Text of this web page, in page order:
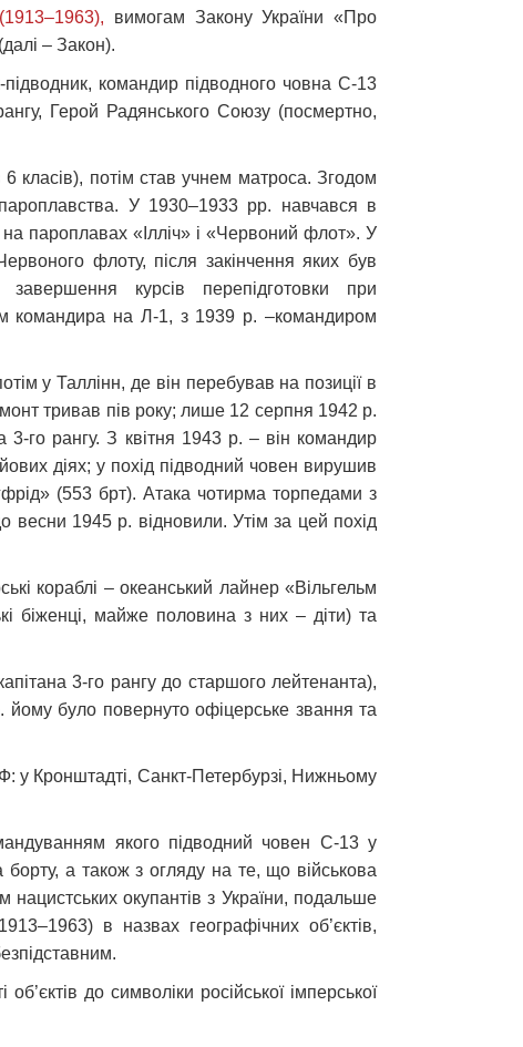
вимогам Закону України «Про
– Закон).
командир підводного човна С-13
Герой Радянського Союзу (посмертно,
класів), потім став учнем матроса. Згодом
У 1930–1933 рр. навчався в
на пароплавах «Ілліч» і «Червоний флот». У
флоту, після закінчення яких був
курсів перепідготовки при
командира на Л-1, з 1939 р. –командиром
у Таллінн, де він перебував на позиції в
тривав пів року; лише 12 серпня 1942 р.
го рангу. З квітня 1943 р. – він командир
діях; у похід підводний човен вирушив
(553 брт). Атака чотирма торпедами з
весни 1945 р. відновили. Утім за цей похід
кораблі – океанський лайнер «Вільгельм
біженці, майже половина з них – діти) та
3-го рангу до старшого лейтенанта),
йому було повернуто офіцерське звання та
у Кронштадті, Санкт-Петербурзі, Нижньому
якого підводний човен С-13 у
борту, а також з огляду на те, що військова
окупантів з України, подальше
в назвах географічних об’єктів,
до символіки російської імперської